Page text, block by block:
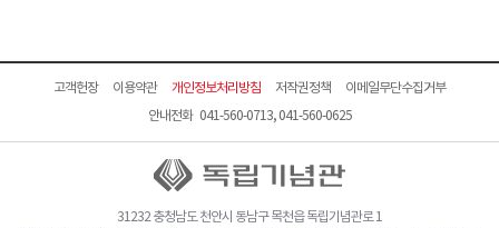
고객헌장 이용약관 개인정보처리방침 저작권정책
이메일무단수집거부
안내전화 041-560-0713, 041-560-0625
31232 충청남도 천안시 동남구 목천읍 독립기념관로 1